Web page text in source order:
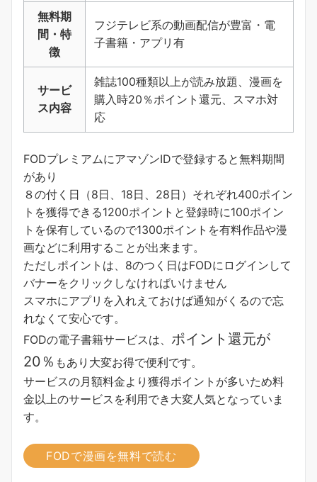
無料期
間・特
徴
フジテレビ系の動画配信が豊富・電
子書籍・アプリ有
サービ
ス内容
雑誌100種類以上が読み放題、漫画を
購入時20％ポイント還元、スマホ対
応
FODプレミアムにアマゾンIDで登録すると無料期間
があり
８の付く日（8日、18日、28日）それぞれ400ポイン
トを獲得できる1200ポイントと登録時に100ポイン
トを保有しているので1300ポイントを有料作品や漫
画などに利用することが出来ます。
ただしポイントは、8のつく日はFODにログインして
バナーをクリックしなければいけません
スマホにアプリを入れえておけば通知がくるので忘
れなくて安心です。
FODの電子書籍サービスは、 ポイント還元が
20％ もあり大変お得で便利です。
サービスの月額料金より獲得ポイントが多いため料
金以上のサービスを利用でき大変人気となっていま
す。
FODで漫画を無料で読む